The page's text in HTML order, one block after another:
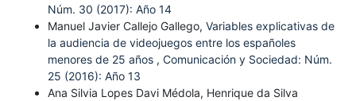
Núm. 30 (2017): Año 14
Manuel Javier Callejo Gallego, Variables explicativas de
la audiencia de videojuegos entre los españoles
menores de 25 años , Comunicación y Sociedad: Núm.
25 (2016): Año 13
Ana Silvia Lopes Davi Médola, Henrique da Silva